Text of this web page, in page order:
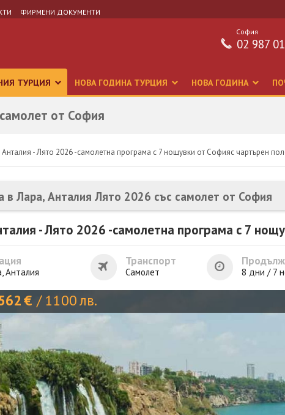
ФИРМЕНИ ДОКУМЕНТИ
София
02 987
ТУРЦИЯ НОВА ГОДИНА ТУРЦИЯ НОВА ГОДИНА
от София
- Лято 2026 -самолетна програма с 7 нощувки от Софияс чартърен
в Лара, Анталия Лято 2026 със самолет от София
- Лято 2026 -самолетна програма с 7
Анталия
Транспорт
Самолет 8 дни / 7
€ / 1100лв.